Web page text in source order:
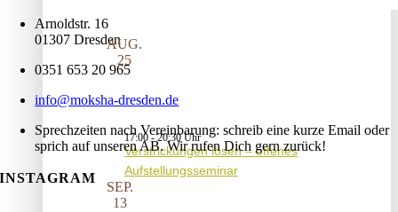
AUG.
25
17:00-20:30
Verstrickungen lösen – offenes
Aufstellungsseminar
SEP.
13
Arnoldstr. 16
01307 Dresden
0351 653 20 965
info@moksha-dresden.de
Sprechzeiten nach Vereinbarung: schreib eine kurze Email oder
sprich auf unseren AB. Wir rufen Dich gern zurück!
INSTAGRAM